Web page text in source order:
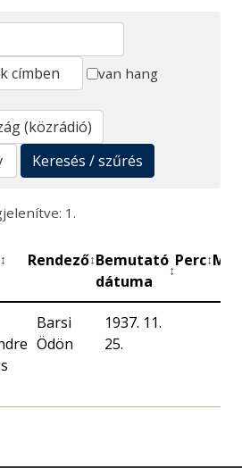
van hang
Keresés / szűrés
1.
↕ Rendező↕Bemutató
dátuma
↕
Perc↕
Barsi
Ödön
1937. 11.
25.